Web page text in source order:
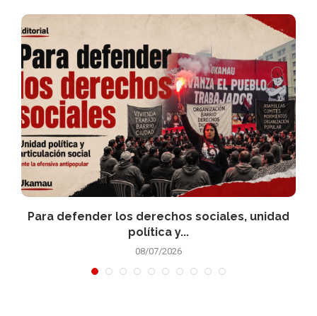
Para defender los derechos sociales, unidad
política y...
08/07/2026